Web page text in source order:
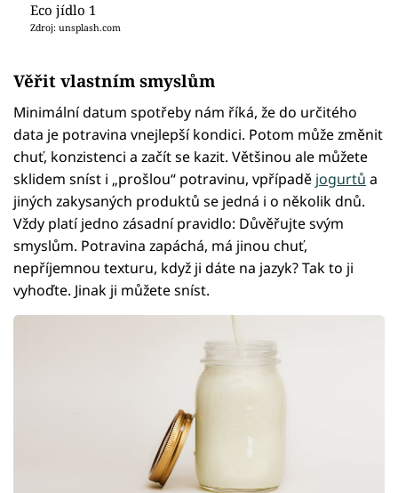
Eco jídlo 1
Zdroj: unsplash.com
Věřit vlastním smyslům
Minimální datum spotřeby nám říká, že do určitého
data je potravina vnejlepší kondici. Potom může změnit
chuť, konzistenci a začít se kazit. Většinou ale můžete
sklidem sníst i „prošlou“ potravinu, vpřípadě jogurtů a
jiných zakysaných produktů se jedná i o několik dnů.
Vždy platí jedno zásadní pravidlo: Důvěřujte svým
smyslům. Potravina zapáchá, má jinou chuť,
nepříjemnou texturu, když ji dáte na jazyk? Tak to ji
vyhoďte. Jinak ji můžete sníst.